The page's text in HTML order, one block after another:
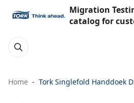
Migration
catalog for
Home Tork Singlefold Handdoek